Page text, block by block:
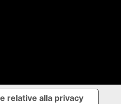
relative alla privacy